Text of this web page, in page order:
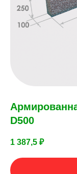
D500
1 387,5 ₽